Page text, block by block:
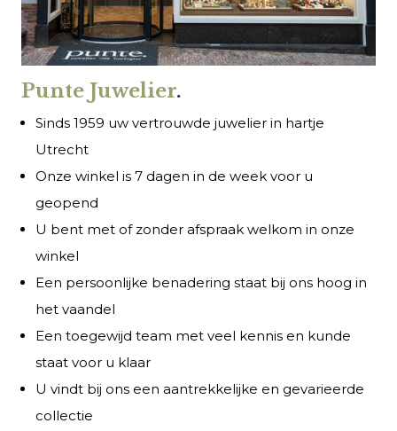
Punte Juwelier.
Sinds 1959 uw vertrouwde juwelier in hartje
Utrecht
Onze winkel is 7 dagen in de week voor u
geopend
U bent met of zonder afspraak welkom in onze
winkel
Een persoonlijke benadering staat bij ons hoog in
het vaandel
Een toegewijd team met veel kennis en kunde
staat voor u klaar
U vindt bij ons een aantrekkelijke en gevarieerde
collectie